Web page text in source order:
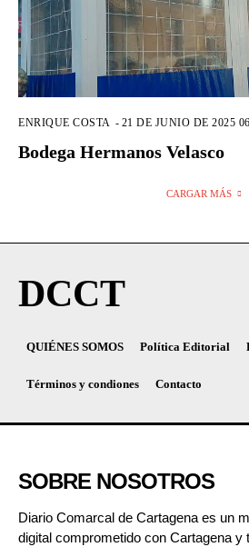
ENRIQUE COSTA - 21 DE JUNIO DE 2025
Bodega Hermanos Velasco
CARGAR MÁS
DCCT
QUIÉNES SOMOS Política Editorial
Términos y condiones Contacto
SOBRE NOSOTROS
Diario Comarcal de Cartagena es un
digital comprometido con Cartagena